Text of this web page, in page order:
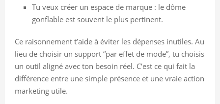
Tu veux créer un espace de marque : le dôme
gonflable est souvent le plus pertinent.
Ce raisonnement t’aide à éviter les dépenses inutiles. Au
lieu de choisir un support “par effet de mode”, tu choisis
un outil aligné avec ton besoin réel. C’est ce qui fait la
différence entre une simple présence et une vraie action
marketing utile.